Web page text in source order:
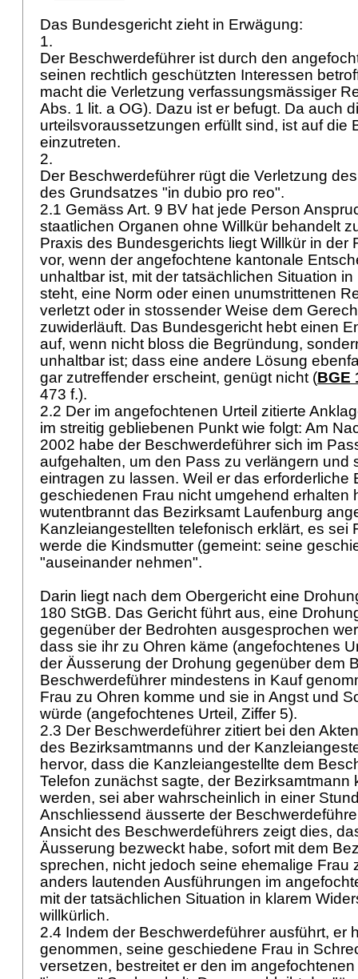
Das Bundesgericht zieht in Erwägung:
1.
Der Beschwerdeführer ist durch den
seinen rechtlich geschützten Interessen
macht die Verletzung verfassungsmässiger
Abs. 1 lit. a OG). Dazu ist er befugt. Da auch
urteilsvoraussetzungen erfüllt sind, ist auf die
einzutreten.
2.
Der Beschwerdeführer rügt die Verletzung
des Grundsatzes "in dubio pro reo".
2.1 Gemäss Art. 9 BV hat jede Person
staatlichen Organen ohne Willkür behandelt
Praxis des Bundesgerichts liegt Willkür in der
vor, wenn der angefochtene kantonale
unhaltbar ist, mit der tatsächlichen Situation
steht, eine Norm oder einen unumstrittenen
verletzt oder in stossender Weise dem
zuwiderläuft. Das Bundesgericht hebt einen
auf, wenn nicht bloss die Begründung,
unhaltbar ist; dass eine andere Lösung
gar zutreffender erscheint, genügt nicht (BGE
473 f.).
2.2 Der im angefochtenen Urteil zitierte
im streitig gebliebenen Punkt wie folgt: Am
2002 habe der Beschwerdeführer sich im
aufgehalten, um den Pass zu verlängern und
eintragen zu lassen. Weil er das erforderliche
geschiedenen Frau nicht umgehend erhalten
wutentbrannt das Bezirksamt Laufenburg
Kanzleiangestellten telefonisch erklärt, es sei
werde die Kindsmutter (gemeint: seine
"auseinander nehmen".
Darin liegt nach dem Obergericht eine
180 StGB. Das Gericht führt aus, eine
gegenüber der Bedrohten ausgesprochen
dass sie ihr zu Ohren käme (angefochtenes
der Äusserung der Drohung gegenüber dem
Beschwerdeführer mindestens in Kauf
Frau zu Ohren komme und sie in Angst und
würde (angefochtenes Urteil, Ziffer 5).
2.3 Der Beschwerdeführer zitiert bei den
des Bezirksamtmanns und der
hervor, dass die Kanzleiangestellte dem
Telefon zunächst sagte, der Bezirksamtmann
werden, sei aber wahrscheinlich in einer
Anschliessend äusserte der
Ansicht des Beschwerdeführers zeigt dies,
Äusserung bezweckt habe, sofort mit dem
sprechen, nicht jedoch seine ehemalige Frau
anders lautenden Ausführungen im
mit der tatsächlichen Situation in klarem
willkürlich.
2.4 Indem der Beschwerdeführer ausführt, er
genommen, seine geschiedene Frau in
versetzen, bestreitet er den im